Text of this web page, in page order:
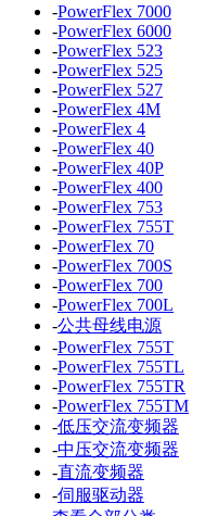
-PowerFlex 7000
-PowerFlex 6000
-PowerFlex 523
-PowerFlex 525
-PowerFlex 527
-PowerFlex 4M
-PowerFlex 4
-PowerFlex 40
-PowerFlex 40P
-PowerFlex 400
-PowerFlex 753
-PowerFlex 755T
-PowerFlex 70
-PowerFlex 700S
-PowerFlex 700
-PowerFlex 700L
-公共母线电源
-PowerFlex 755T
-PowerFlex 755TL
-PowerFlex 755TR
-PowerFlex 755TM
-低压交流变频器
-中压交流变频器
-直流变频器
-伺服驱动器